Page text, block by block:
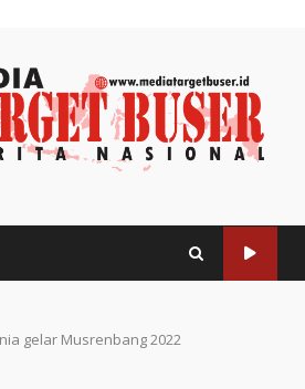
gelar Musrenbang 2022